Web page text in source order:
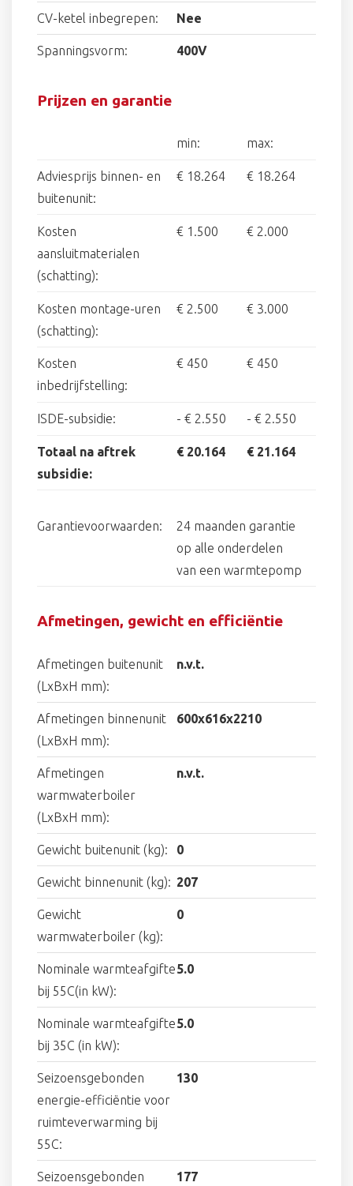
CV-ketel inbegrepen: Nee
Spanningsvorm: 400V
Prijzen en garantie
min: max:
Adviesprijs binnen- en
buitenunit:
€ 18.264 € 18.264
Kosten
aansluitmaterialen
(schatting):
€ 1.500 € 2.000
Kosten montage-uren
(schatting):
€ 2.500 € 3.000
Kosten
inbedrijfstelling:
€ 450 € 450
ISDE-subsidie: - € 2.550 - € 2.550
Totaal na aftrek
subsidie:
€ 20.164 € 21.164
Garantievoorwaarden:
24 maanden garantie
op alle onderdelen
van een warmtepomp
Afmetingen, gewicht en efficiëntie
Afmetingen buitenunit
(LxBxH mm):
n.v.t.
Afmetingen binnenunit
(LxBxH mm):
600x616x2210
Afmetingen
warmwaterboiler
(LxBxH mm):
n.v.t.
Gewicht buitenunit (kg): 0
Gewicht binnenunit (kg): 207
Gewicht
warmwaterboiler (kg):
0
Nominale warmteafgifte
bij 55C(in kW):
5.0
Nominale warmteafgifte
bij 35C (in kW):
5.0
Seizoensgebonden
energie-efficiëntie voor
ruimteverwarming bij
55C:
130
Seizoensgebonden
177